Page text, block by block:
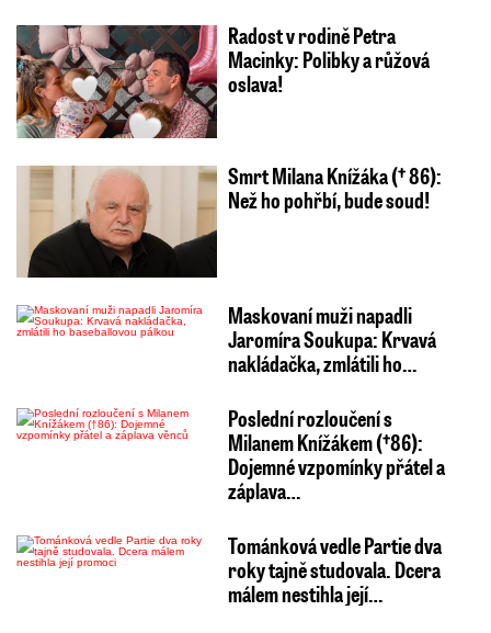
Radost v rodině Petra
Macinky: Polibky a růžová
oslava!
Smrt Milana Knížáka († 86):
Než ho pohřbí, bude soud!
Maskovaní muži napadli
Jaromíra Soukupa: Krvavá
nakládačka, zmlátili ho…
Poslední rozloučení s
Milanem Knížákem (†86):
Dojemné vzpomínky přátel a
záplava…
Tománková vedle Partie dva
roky tajně studovala. Dcera
málem nestihla její…